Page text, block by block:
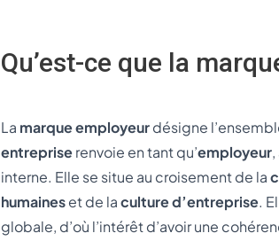
Qu’est-ce que la
La marque employeurdésigne
entrepriserenvoie en tant qu’employeur
interne. Elle se situe au croisement de la
humaineset de laculture d’entreprise.
globale, d’où l’intérêt d’avoir une